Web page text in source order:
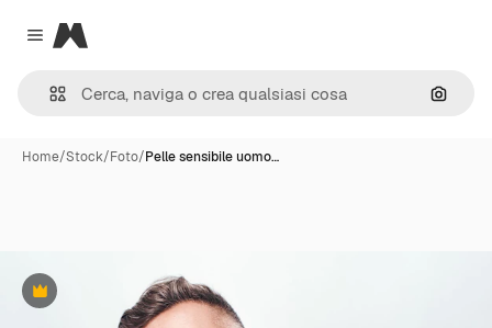
Close menu
Magnific
Cerca
Home/Stock/Foto/Pelle sensibile uomo…
Premium